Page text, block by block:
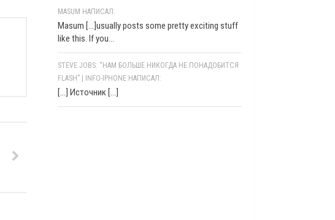
MASUM НАПИСАЛ:
Masum [...]usually posts some pretty exciting stuff
like this. If you...
STEVE JOBS: “НАМ БОЛЬШЕ НИКОГДА НЕ ПОНАДОБИТСЯ
FLASH” | INFO-IPHONE НАПИСАЛ:
[…] Источник […]